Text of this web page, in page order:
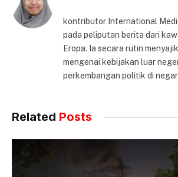
kontributor International
pada peliputan berita dari
Eropa. Ia secara rutin
mengenai kebijakan luar
perkembangan politik di
Related Posts